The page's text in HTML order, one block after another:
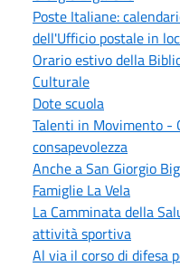
Poste Italiane:
dell'Ufficio postale in
Orario estivo della
Culturale
Dote scuola
Talenti in Movimento -
consapevolezza
Anche a San Giorgio
Famiglie La Vela
La Camminata della
attività sportiva
Al via il corso di difesa